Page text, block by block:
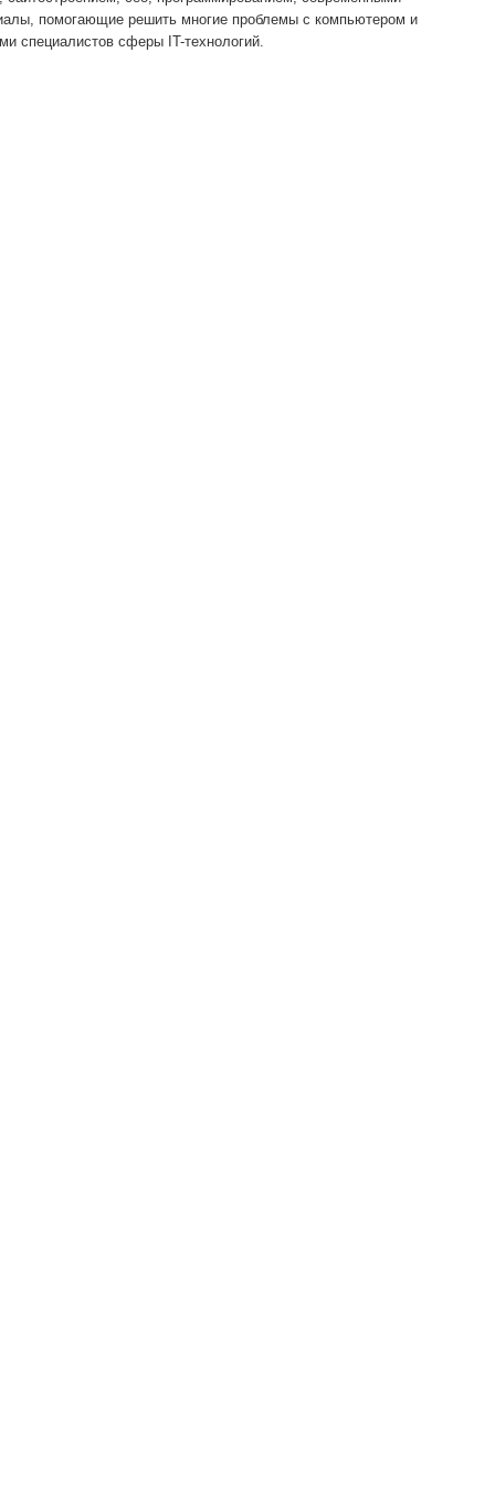
помогающие решить многие проблемы с компьютером и
специалистов сферы IT-технологий.